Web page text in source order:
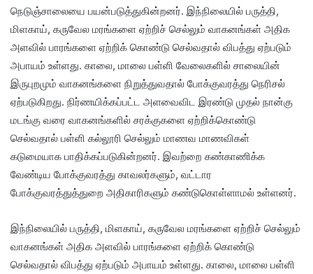
நெடுஞ்சாலையை பயன்படுத்துகின்றனர். இந்நிலையில் பருத்தி,
மிளகாய், கருவேல மரங்களை ஏற்றிச் செல்லும் வாகனங்கள் அதிக
அளவில் பாரங்களை ஏற்றிக் கொண்டு செல்வதால் விபத்து ஏற்படும்
அபாயம் உள்ளது. காலை, மாலை பள்ளி வேலைகளில் சாலையின்
இருபுறமும் வாகனங்களை நிறுத்துவதால் போக்குவரத்து நெரிசல்
ஏற்படுகிறது. நிர்ணயிக்கப்பட்ட அளவைவிட இரண்டு முதல் நான்கு
மடங்கு வரை வாகனங்களில் சரக்குகளை ஏற்றிக்கொண்டு
செல்வதால் பள்ளி கல்லூரி செல்லும் மாணவ மாணவிகள்
கடுமையாக பாதிக்கப்படுகின்றனர். இவற்றை கண்காணிக்க
வேண்டிய போக்குவரத்து காவலர்களும், வட்டார
போக்குவரத்துத்துறை அதிகாரிகளும் கண்டுகொள்ளாமல் உள்ளனர்.
இந்நிலையில் பருத்தி, மிளகாய், கருவேல மரங்களை ஏற்றிச் செல்லும்
வாகனங்கள் அதிக அளவில் பாரங்களை ஏற்றிக் கொண்டு
செல்வதால் விபத்து ஏற்படும் அபாயம் உள்ளது. காலை, மாலை பள்ளி